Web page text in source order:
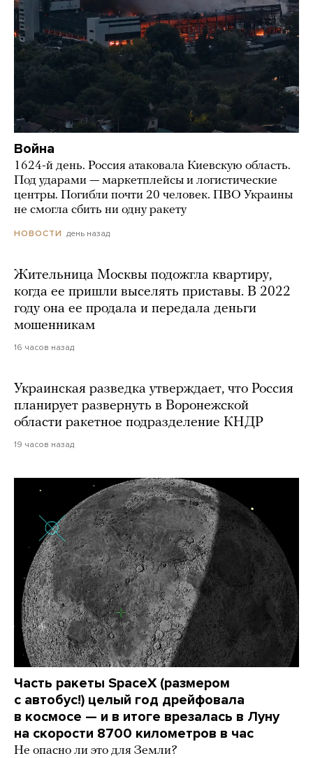
Война
1624-й день. Россия атаковала Киевскую область.
Под ударами — маркетплейсы и логистические
центры. Погибли почти 20 человек. ПВО Украины
не смогла сбить ни одну ракету
НОВОСТИ день назад
Жительница Москвы подожгла квартиру,
когда ее пришли выселять приставы. В 2022
году она ее продала и передала деньги
мошенникам
16 часов назад
Украинская разведка утверждает, что Россия
планирует развернуть в Воронежской
области ракетное подразделение КНДР
19 часов назад
Часть ракеты SpaceX (размером
с автобус!) целый год дрейфовала
в космосе — и в итоге врезалась в Луну
на скорости 8700 километров в час
Не опасно ли это для Земли?